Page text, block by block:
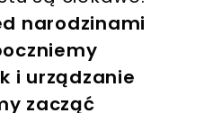
narodzinami
i urządzanie
zacząć